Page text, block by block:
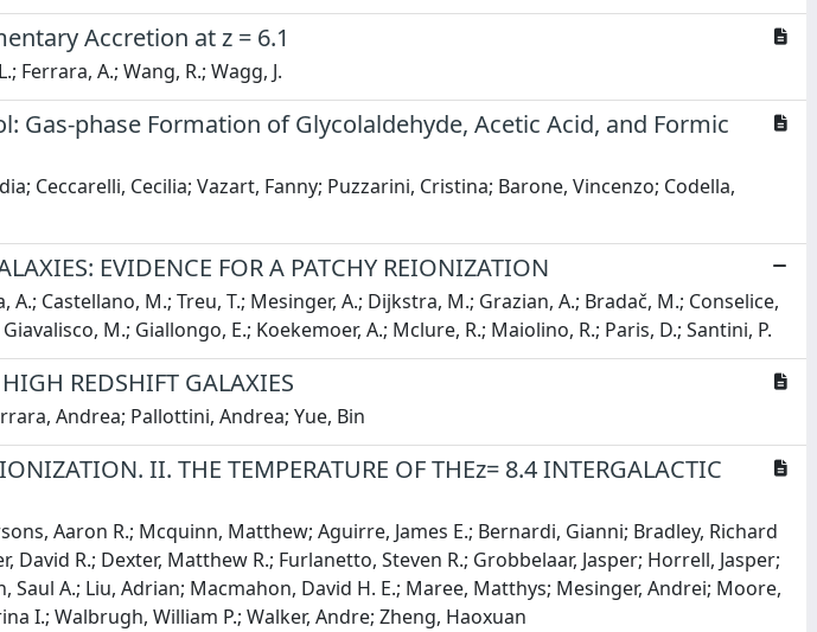
Accretion at z = 6.1
Ferrara, A.; Wang, R.; Wagg, J.
Gas-phase Formation of Glycolaldehyde, Acetic Acid, and Formic
Ceccarelli, Cecilia; Vazart, Fanny; Puzzarini, Cristina; Barone, Vincenzo; Codella,
EVIDENCE FOR A PATCHY REIONIZATION
A.; Castellano, M.; Treu, T.; Mesinger, A.; Dijkstra, M.; Grazian, A.; Bradač, M.; Conselice,
M.; Giallongo, E.; Koekemoer, A.; Mclure, R.; Maiolino, R.; Paris, D.; Santini, P.
REDSHIFT GALAXIES
Andrea; Pallottini, Andrea; Yue, Bin
II. THE TEMPERATURE OF THEz= 8.4 INTERGALACTIC
Aaron R.; Mcquinn, Matthew; Aguirre, James E.; Bernardi, Gianni; Bradley, Richard
David R.; Dexter, Matthew R.; Furlanetto, Steven R.; Grobbelaar, Jasper; Horrell, Jasper;
Saul A.; Liu, Adrian; Macmahon, David H. E.; Maree, Matthys; Mesinger, Andrei; Moore,
I.; Walbrugh, William P.; Walker, Andre; Zheng, Haoxuan